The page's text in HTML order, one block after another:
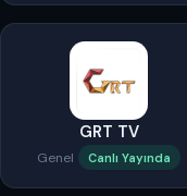
GRT TV
Genel Canlı Yayında